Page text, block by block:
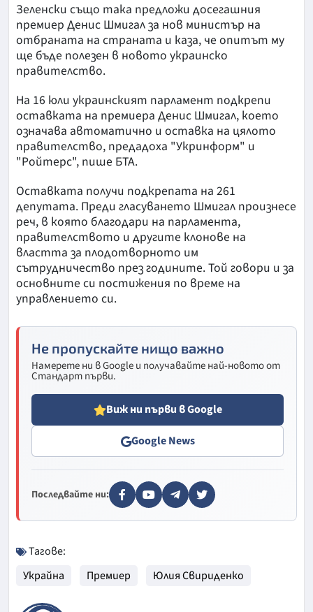
Зеленски също така предложи досегашния
премиер Денис Шмигал за нов министър на
отбраната на страната и каза, че опитът му
ще бъде полезен в новото украинско
правителство.
На 16 юли украинският парламент подкрепи
оставката на премиера Денис Шмигал, което
означава автоматично и оставка на цялото
правителство, предадоха "Укринформ" и
"Ройтерс", пише БТА.
Оставката получи подкрепата на 261
депутата. Преди гласуването Шмигал произнесе
реч, в която благодари на парламента,
правителството и другите клонове на
властта за плодотворното им
сътрудничество през годините. Той говори и за
основните си постижения по време на
управлението си.
Не пропускайте нищо важно
Намерете ни в Google и получавайте най-новото от
Стандарт първи.
Виж ни първи в Google
Google News
Последвайте ни:
Тагове:
Украйна
Премиер Юлия Свириденко